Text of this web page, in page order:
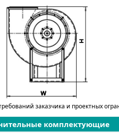
заказчика и проектных
комплектующие